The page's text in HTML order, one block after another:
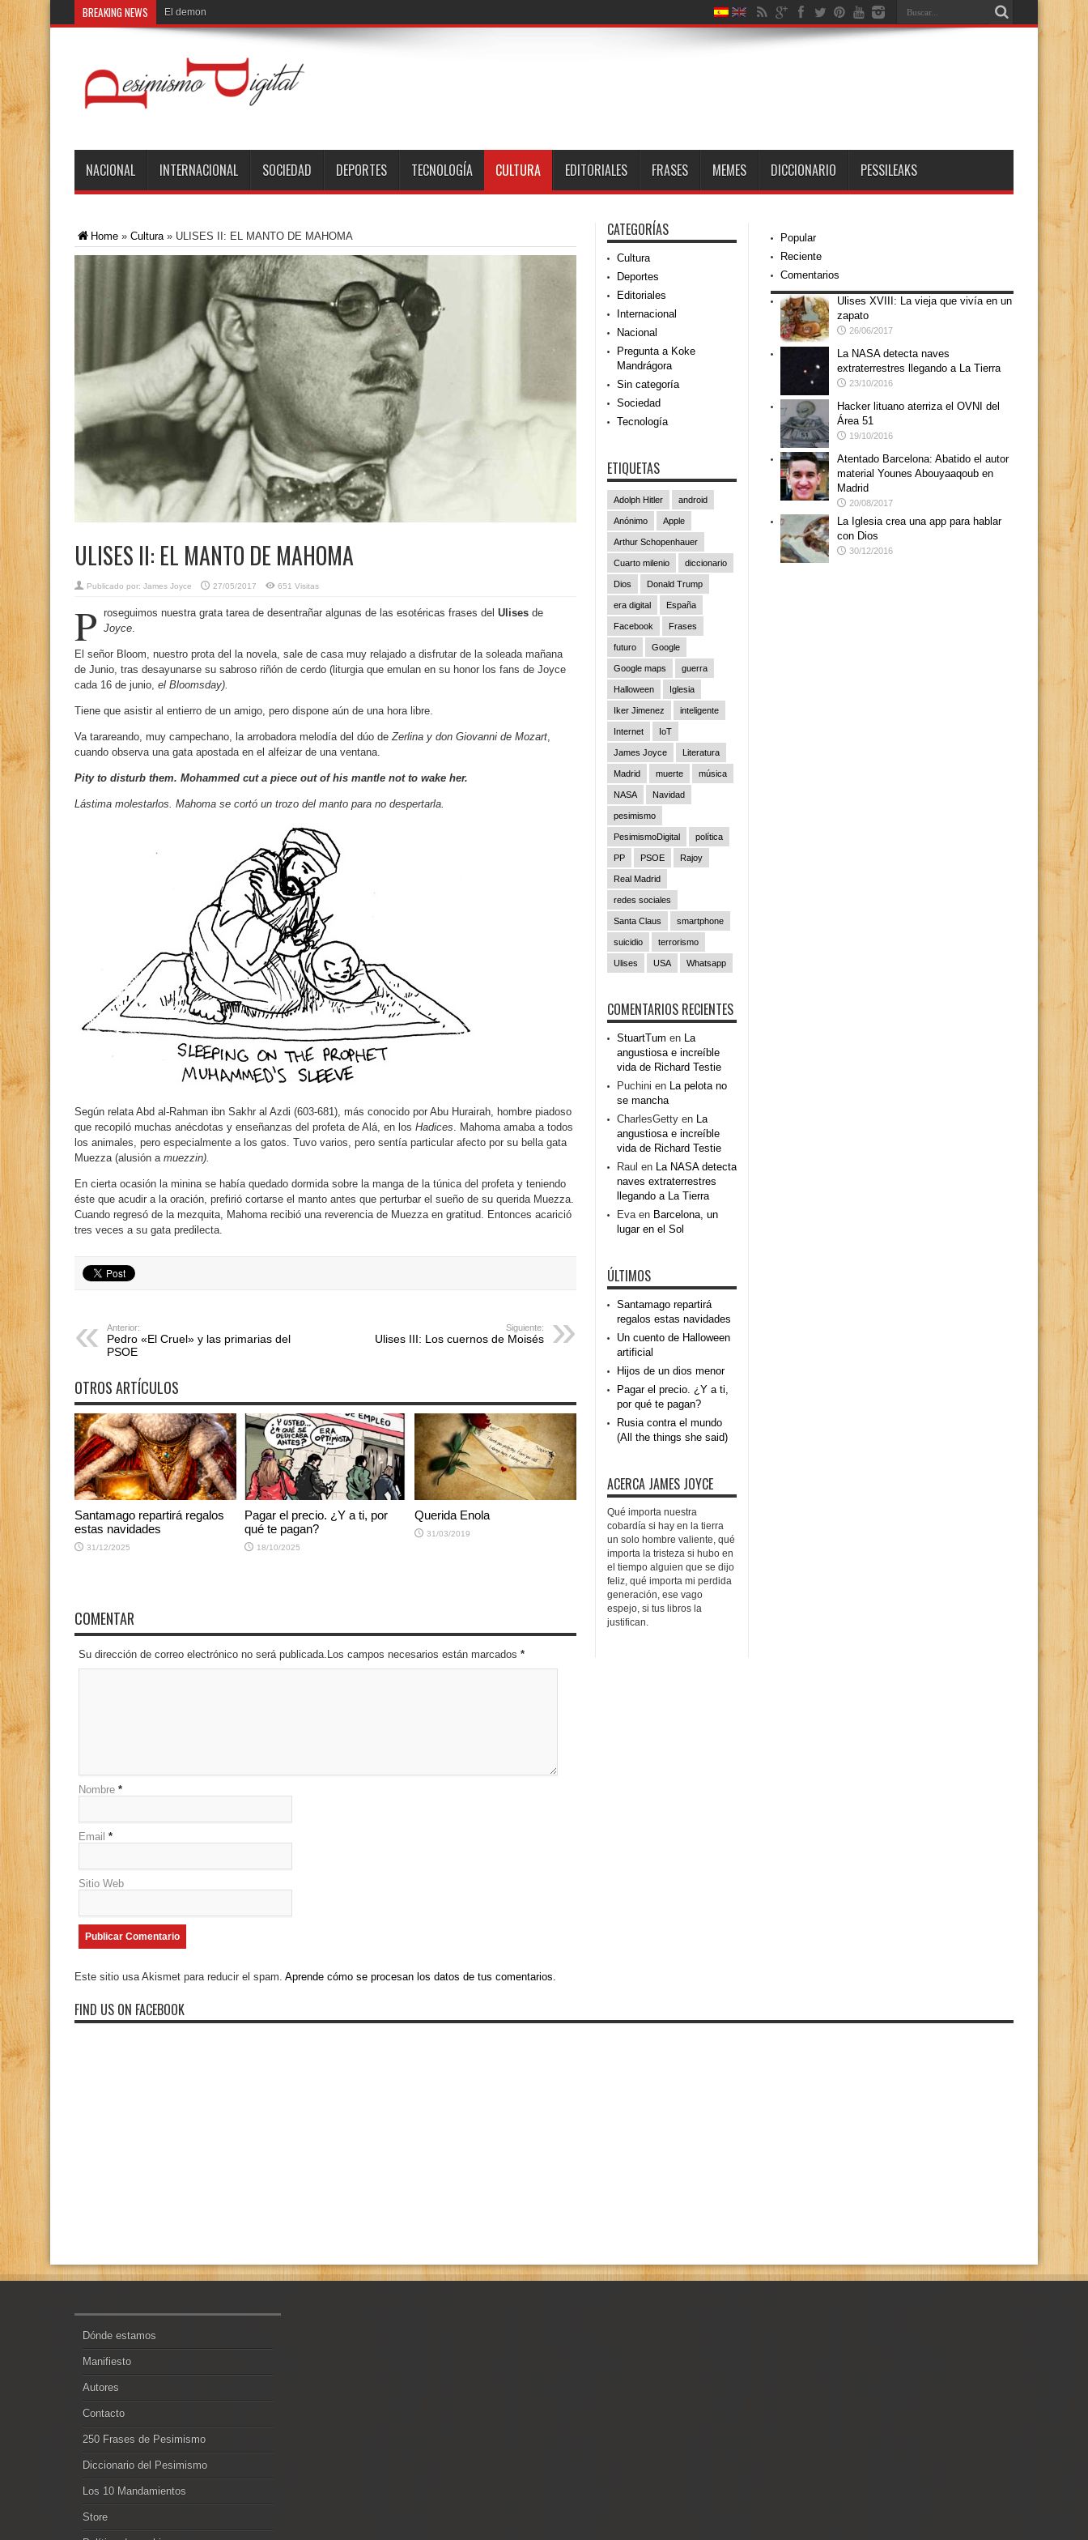
BREAKING NEWS El demonio de Babel
NACIONAL INTERNACIONAL SOCIEDAD DEPORTES TECNOLOGÍA CULTURA EDITORIALES FRASES MEMES DICCIONARIO PESSILEAKS
Home » Cultura» ULISES II: EL MANTO DE MAHOMA
ULISES II: EL MANTO DE MAHOMA
Publicado por: James Joyce 27/05/2017 651 Visitas
P roseguimos nuestra grata tarea de desentrañar algunas de las esotéricas frases del Ulises de
Joyce.
El señor Bloom, nuestro prota del la novela, sale de casa muy relajado a disfrutar de la soleada mañana
de Junio, tras desayunarse su sabroso riñón de cerdo (liturgia que emulan en su honor los fans de Joyce
cada 16 de junio, el Bloomsday).
Tiene que asistir al entierro de un amigo, pero dispone aún de una hora libre.
Va tarareando, muy campechano, la arrobadora melodía del dúo deZerlina y don Giovanni de Mozart,
cuando observa una gata apostada en el alfeizar de una ventana.
Pity to disturb them. Mohammed cut a piece out of his mantle not to wake her.
Lástima molestarlos. Mahoma se cortó un trozo del manto para no despertarla.
Según relata Abd al-Rahman ibn Sakhr al Azdi (603-681), más conocido por Abu Hurairah, hombre piadoso
que recopiló muchas anécdotas y enseñanzas del profeta de Alá, en los Hadices. Mahoma amaba a todos
los animales, pero especialmente a los gatos. Tuvo varios, pero sentía particular afecto por su bella gata
Muezza (alusión a muezzin).
En cierta ocasión la minina se había quedado dormida sobre la manga de la túnica del profeta y teniendo
éste que acudir a la oración, prefirió cortarse el manto antes que perturbar el sueño de su querida Muezza.
Cuando regresó de la mezquita, Mahoma recibió una reverencia de Muezza en gratitud. Entonces acarició
tres veces a su gata predilecta.
Anterior:
Pedro «El Cruel» y las primarias del
PSOE
Siguiente:
Ulises III: Los cuernos de Moisés
OTROS ARTÍCULOS
Santamago repartirá regalos
estas navidades
31/12/2025
Pagar el precio. ¿Y a ti, por
qué te pagan?
18/10/2025
Querida Enola
31/03/2019
COMENTAR
Su dirección de correo electrónico no será publicada.Los campos necesarios están marcados *
Nombre *
Email *
Sitio Web
Este sitio usa Akismet para reducir el spam. Aprende cómo se procesan los datos de tus comentarios.
CATEGORÍAS
Cultura
Deportes
Editoriales
Internacional
Nacional
Pregunta a Koke
Mandrágora
Sin categoría
Sociedad
Tecnología
ETIQUETAS
Adolph Hitler android
Anónimo Apple
Arthur Schopenhauer
Cuarto milenio diccionario
Dios Donald Trump
era digital España
Facebook Frases
futuro Google
Google maps guerra
Halloween Iglesia
Iker Jimenez inteligente
Internet IoT
James Joyce Literatura
Madrid muerte música
NASA Navidad
pesimismo
PesimismoDigital política
PP PSOE Rajoy
Real Madrid
redes sociales
Santa Claus smartphone
suicidio terrorismo
Ulises USA Whatsapp
COMENTARIOS RECIENTES
StuartTum en La
angustiosa e increíble
vida de Richard Testie
Puchini en La pelota no
se mancha
CharlesGetty en La
angustiosa e increíble
vida de Richard Testie
Raul en La NASA detecta
naves extraterrestres
llegando a La Tierra
Evaen Barcelona, un
lugar en el Sol
ÚLTIMOS
Santamago repartirá
regalos estas navidades
Un cuento de Halloween
artificial
Hijos de un dios menor
Pagar el precio. ¿Y a ti,
por qué te pagan?
Rusia contra el mundo
(All the things she said)
ACERCA JAMES JOYCE
Qué importa nuestra
cobardía si hay en la tierra
un solo hombre valiente, qué
importa la tristeza si hubo en
el tiempo alguien que se dijo
feliz, qué importa mi perdida
generación, ese vago
espejo, si tus libros la
justifican.
Popular
Reciente
Comentarios
Ulises XVIII: La vieja que vivía en un
zapato
26/06/2017
La NASA detecta naves
extraterrestres llegando a La Tierra
23/10/2016
Hacker lituano aterriza el OVNI del
Área 51
19/10/2016
Atentado Barcelona: Abatido el autor
material Younes Abouyaaqoub en
Madrid
20/08/2017
La Iglesia crea una app para hablar
con Dios
30/12/2016
FIND US ON FACEBOOK
Dónde estamos
Manifiesto
Autores
Contacto
250 Frases de Pesimismo
Diccionario del Pesimismo
Los 10 Mandamientos
Store